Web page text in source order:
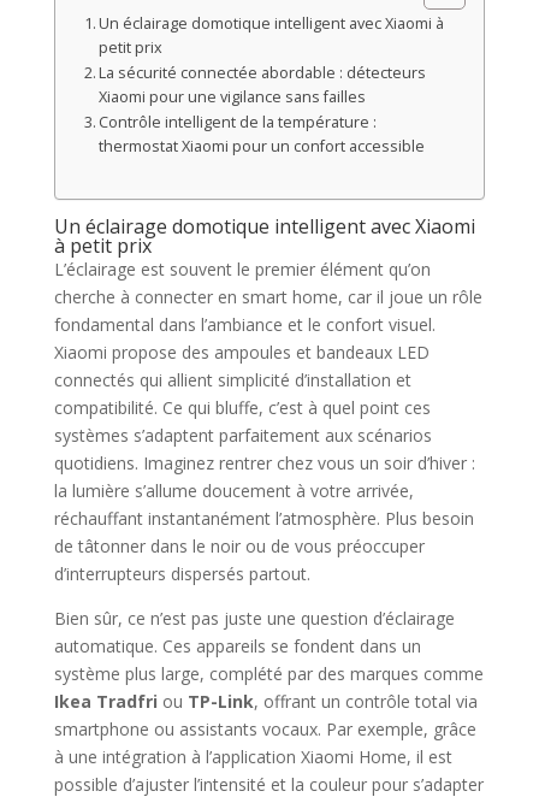
Un éclairage domotique intelligent avec Xiaomi à
petit prix
La sécurité connectée abordable : détecteurs
Xiaomi pour une vigilance sans failles
Contrôle intelligent de la température :
thermostat Xiaomi pour un confort accessible
Un éclairage domotique intelligent avec Xiaomi
à petit prix
L’éclairage est souvent le premier élément qu’on
cherche à connecter en smart home, car il joue un rôle
fondamental dans l’ambiance et le confort visuel.
Xiaomi propose des ampoules et bandeaux LED
connectés qui allient simplicité d’installation et
compatibilité. Ce qui bluffe, c’est à quel point ces
systèmes s’adaptent parfaitement aux scénarios
quotidiens. Imaginez rentrer chez vous un soir d’hiver :
la lumière s’allume doucement à votre arrivée,
réchauffant instantanément l’atmosphère. Plus besoin
de tâtonner dans le noir ou de vous préoccuper
d’interrupteurs dispersés partout.
Bien sûr, ce n’est pas juste une question d’éclairage
automatique. Ces appareils se fondent dans un
système plus large, complété par des marques comme
Ikea Tradfri ou TP-Link, offrant un contrôle total via
smartphone ou assistants vocaux. Par exemple, grâce
à une intégration à l’application Xiaomi Home, il est
possible d’ajuster l’intensité et la couleur pour s’adapter